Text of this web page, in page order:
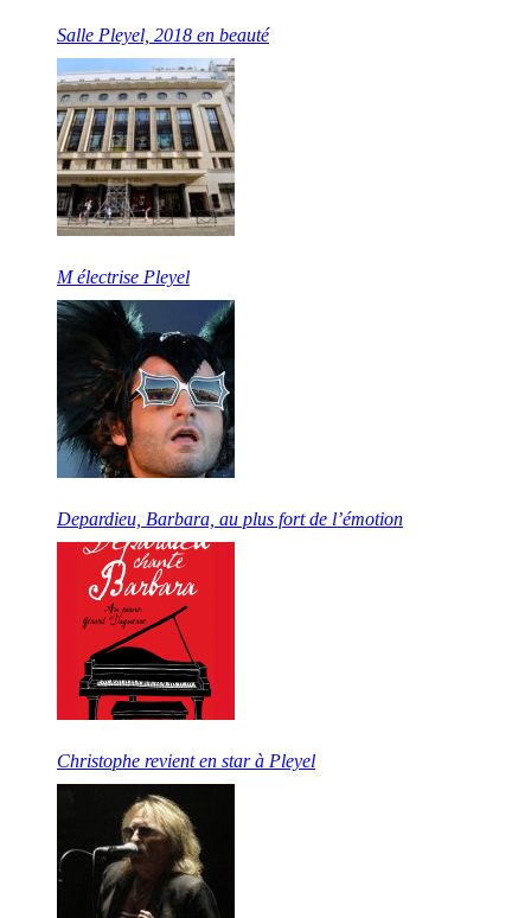
Salle Pleyel, 2018 en beauté
M électrise Pleyel
Depardieu, Barbara, au plus fort de l’émotion
Christophe revient en star à Pleyel